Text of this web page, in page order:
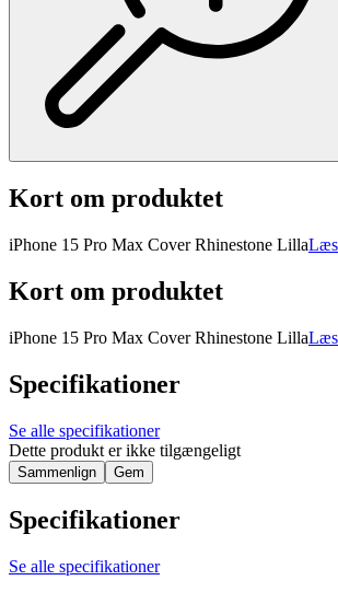
Kort om produktet
iPhone 15 Pro Max Cover Rhinestone LillaLæs
Kort om produktet
iPhone 15 Pro Max Cover Rhinestone LillaLæs
Specifikationer
Se alle specifikationer
Dette produkt er ikke tilgængeligt
Sammenlign Gem
Specifikationer
Se alle specifikationer